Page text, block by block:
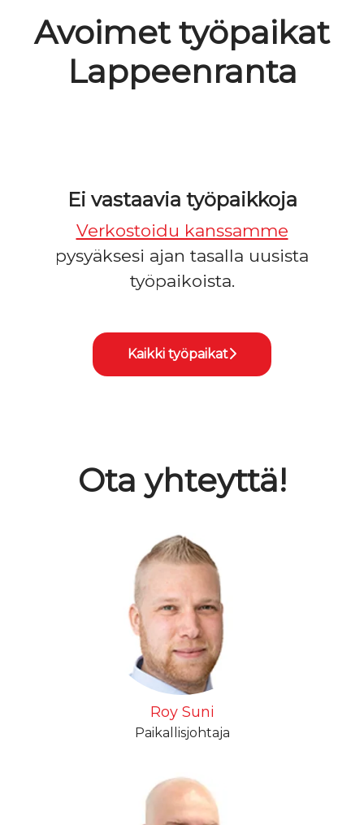
Avoimet työpaikat
Lappeenranta
Ei vastaavia työpaikkoja
Verkostoidu kanssamme
pysyäksesi ajan tasalla uusista
työpaikoista.
Kaikki työpaikat
Ota yhteyttä!
Roy Suni
Paikallisjohtaja